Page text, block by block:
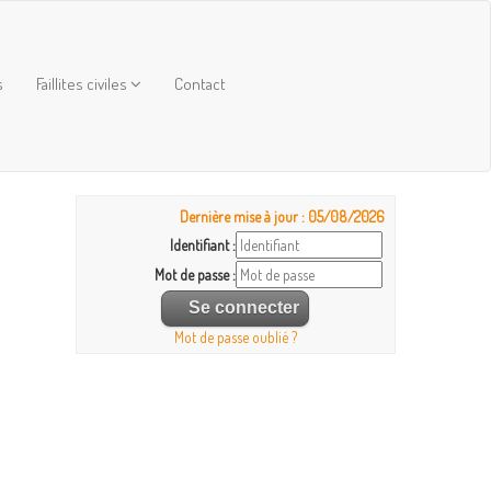
Faillites civiles Contact
Dernière mise à jour : 05/08/2026
Identifiant :
Mot de passe :
Mot de passe oublié ?